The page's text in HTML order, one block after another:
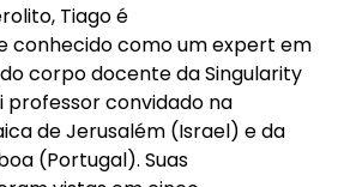
Tiago é
conhecido como um expert em
corpo docente da Singularity
professor convidado na
de Jerusalém (Israel) e da
(Portugal). Suas